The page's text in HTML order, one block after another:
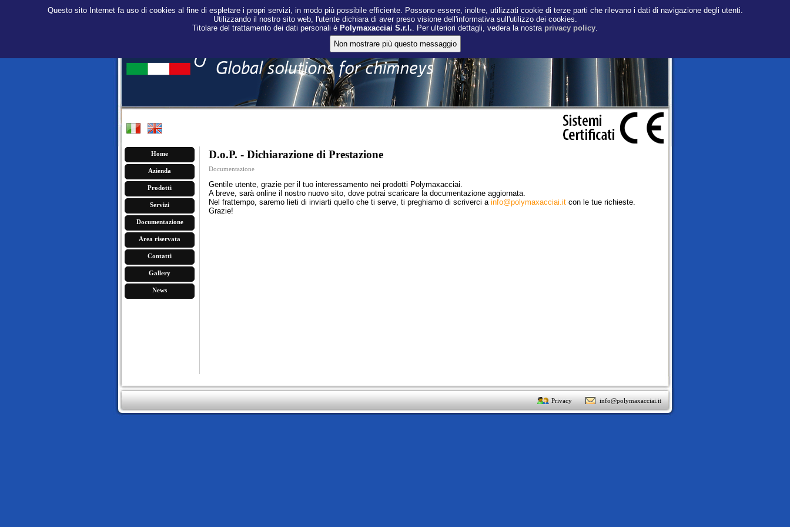
Home
Azienda
Prodotti
Servizi
Documentazione
Area riservata
Contatti
Gallery
News
D.o.P. - Dichiarazione di Prestazione
Documentazione
Gentile utente, grazie per il tuo interessamento nei prodotti Polymaxacciai.
A breve, sarà online il nostro nuovo sito, dove potrai scaricare la documentazione aggiornata.
Nel frattempo, saremo lieti di inviarti quello che ti serve, ti preghiamo di scriverci a info@polymaxacciai.it con le tue richieste.
Grazie!
Privacy info@polymaxacciai.it
Questo sito Internet fa uso di cookies al fine di espletare i propri servizi, in modo più possibile efficiente. Possono essere, inoltre, utilizzati cookie di terze parti che rilevano i dati di navigazione degli utenti.
Utilizzando il nostro sito web, l'utente dichiara di aver preso visione dell'informativa sull'utilizzo dei cookies.
Titolare del trattamento dei dati personali è Polymaxacciai S.r.l.. Per ulteriori dettagli, vedera la nostra privacy policy.